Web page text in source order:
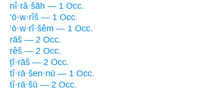
nî·ră·šāh — 1 Occ.
’ō·w·rîš — 1 Occ.
’ō·w·rî·šêm — 1 Occ.
rāš — 2 Occ.
rêš — 2 Occ.
ṯî·rāš — 2 Occ.
tî·rā·šen·nū — 1 Occ.
tî·rā·šū — 2 Occ.